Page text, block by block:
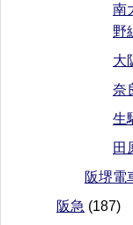
南
野
大
奈
生
田
阪堺電
阪急 (187)